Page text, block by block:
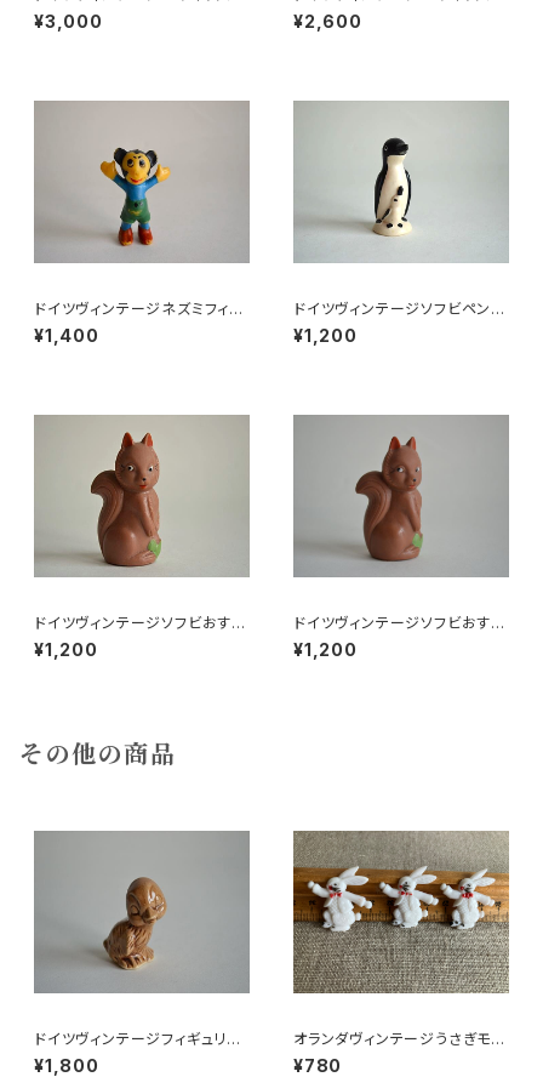
小皿b
¥3,000
小皿a
¥2,600
ドイツヴィンテージネズミフィギ
ュアa
¥1,400
ドイツヴィンテージソフビペンギ
ンの親子
¥1,200
ドイツヴィンテージソフビおすま
しネコ？B7
¥1,200
ドイツヴィンテージソフビおすま
しネコ？32
¥1,200
その他の商品
ドイツヴィンテージフィギュリン
ことり
¥1,800
オランダヴィンテージうさぎモチ
ーフプラパーツ30個セットZ
¥780